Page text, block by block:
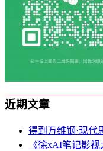
近期文章
得到万维钢·现代
《徐xAI笔记影